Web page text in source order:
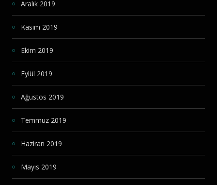
Aralık 2019
Kasım 2019
Ekim 2019
Eylül 2019
Ağustos 2019
Temmuz 2019
Haziran 2019
Mayıs 2019